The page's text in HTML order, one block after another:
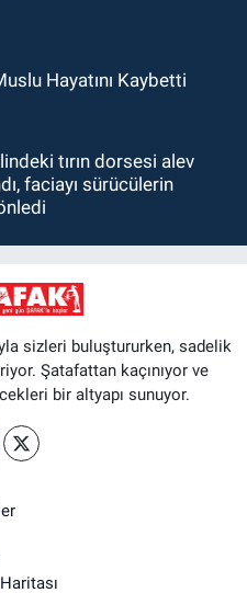
Hayatını Kaybetti
tırın dorsesi alev
faciayı sürücülerin
sizleri buluştururken, sadelik
Şatafattan kaçınıyor ve
bir altyapı sunuyor.